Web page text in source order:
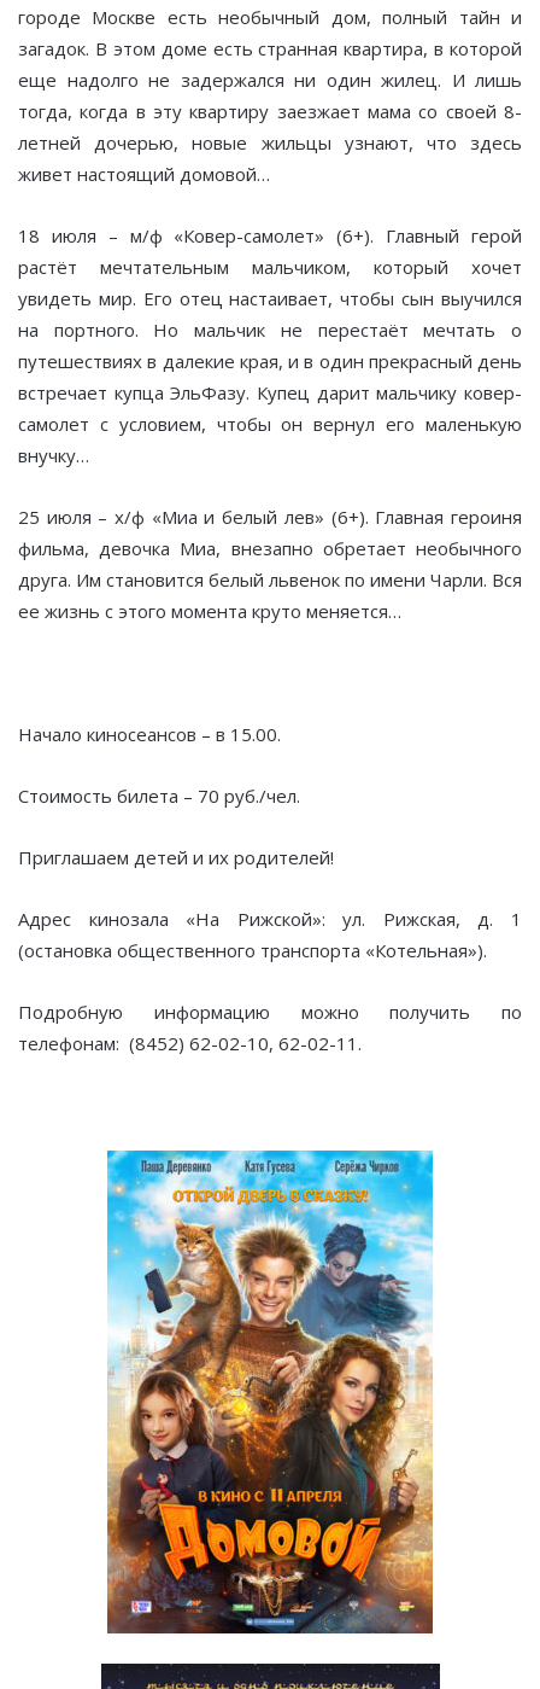
городе Москве есть необычный дом, полный тайн и
загадок. В этом доме есть странная квартира, в которой
еще надолго не задержался ни один жилец. И лишь
тогда, когда в эту квартиру заезжает мама со своей 8-
летней дочерью, новые жильцы узнают, что здесь
живет настоящий домовой…
18 июля – м/ф «Ковер-самолет» (6+). Главный герой
растёт мечтательным мальчиком, который хочет
увидеть мир. Его отец настаивает, чтобы сын выучился
на портного. Но мальчик не перестаёт мечтать о
путешествиях в далекие края, и в один прекрасный день
встречает купца ЭльФазу. Купец дарит мальчику ковер-
самолет с условием, чтобы он вернул его маленькую
внучку…
25 июля – х/ф «Миа и белый лев» (6+). Главная героиня
фильма, девочка Миа, внезапно обретает необычного
друга. Им становится белый львенок по имени Чарли. Вся
ее жизнь с этого момента круто меняется…
Начало киносеансов – в 15.00.
Стоимость билета – 70 руб./чел.
Приглашаем детей и их родителей!
Адрес кинозала «На Рижской»: ул. Рижская, д. 1
(остановка общественного транспорта «Котельная»).
Подробную информацию можно получить по
телефонам: (8452) 62-02-10, 62-02-11.